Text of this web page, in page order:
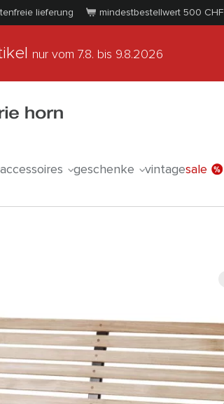
lieferung mindestbestellwert 500 CHF
nur vom 7.8. bis 9.8.2026
accessoires geschenke vintagesale